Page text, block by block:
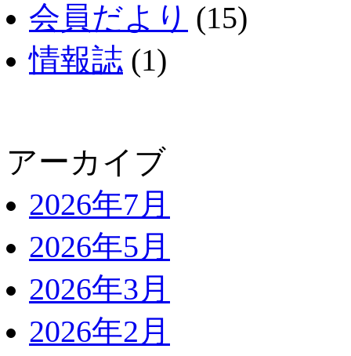
会員だより (15)
情報誌 (1)
アーカイブ
2026年7月
2026年5月
2026年3月
2026年2月